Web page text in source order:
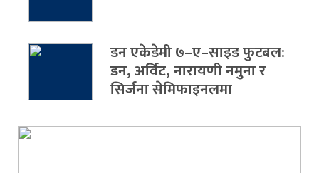
डन एकेडेमी ७–ए–साइड फुटबल:
डन, अर्विट, नारायणी नमुना र
सिर्जना सेमिफाइनलमा